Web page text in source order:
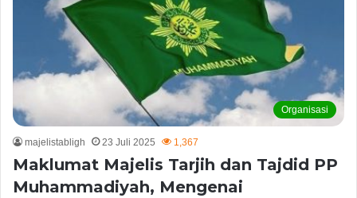
Organisasi
majelistabligh 23 Juli 2025 1,367
Maklumat Majelis Tarjih dan Tajdid PP
Muhammadiyah, Mengenai